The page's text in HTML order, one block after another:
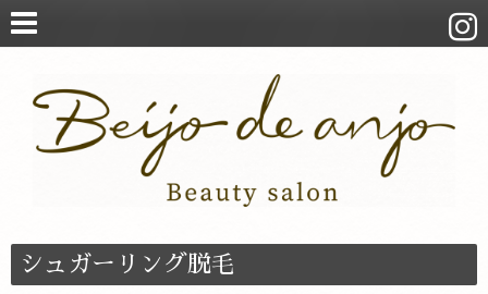
シュガーリング脱毛